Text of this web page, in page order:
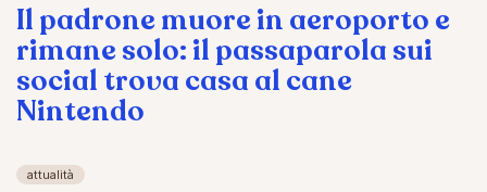
Il padrone muore in aeroporto e
rimane solo: il passaparola sui
social trova casa al cane
Nintendo
attualità